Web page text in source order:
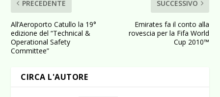
PRECEDENTE
All’Aeroporto Catullo la 19°
edizione del “Technical &
Operational Safety
Committee”
SUCCESSIVO
Emirates fa il conto alla
rovescia per la Fifa World
Cup 2010™
CIRCA L'AUTORE